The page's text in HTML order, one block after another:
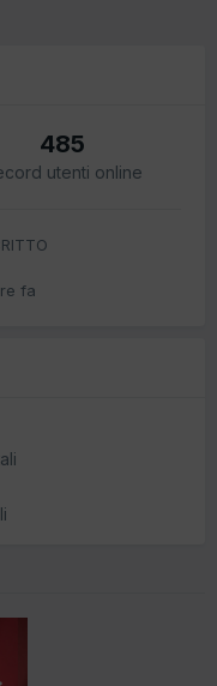
485
utenti online
fa